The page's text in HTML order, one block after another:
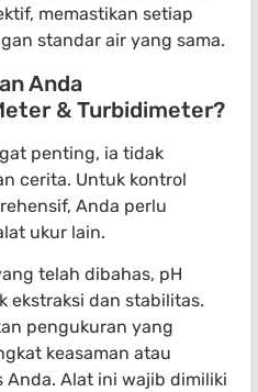
memastikan setiap
standar air yang sama.
Anda
& Turbidimeter?
penting, ia tidak
cerita. Untuk kontrol
Anda perlu
ukur lain.
telah dibahas, pH
ekstraksi dan stabilitas.
pengukuran yang
keasaman atau
Anda. Alat ini wajib dimiliki